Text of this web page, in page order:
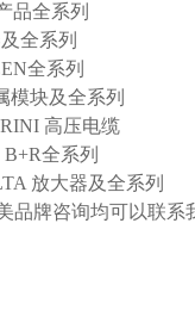
品全系列
全系列
全系列
块及全系列
高压电缆
全系列
放大器及全系列
牌咨询均可以联系